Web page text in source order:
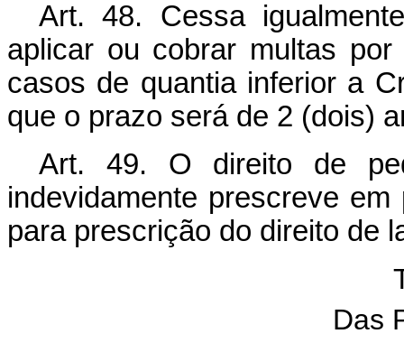
Art. 48. Cessa
aplicar ou cobrar multas
casos de quantia inferior a
que o prazo será de 2 (dois)
Art. 49. O direito de
indevidamente prescreve
para prescrição do direito de
Das